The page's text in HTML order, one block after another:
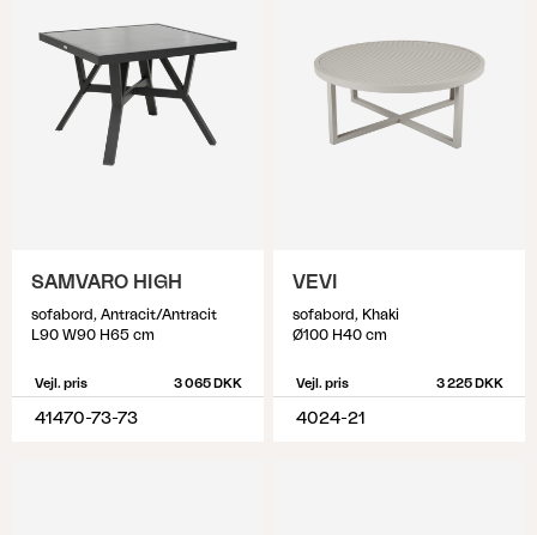
SAMVARO HIGH
sofabord, Antracit/Antracit
L90 W90 H65 cm
Vejl. pris 3 065 DKK
41470-73-73
VEVI
sofabord, Khaki
Ø100 H40 cm
Vejl. pris 3 225 DKK
4024-21